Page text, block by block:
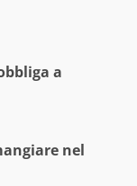
a
nel